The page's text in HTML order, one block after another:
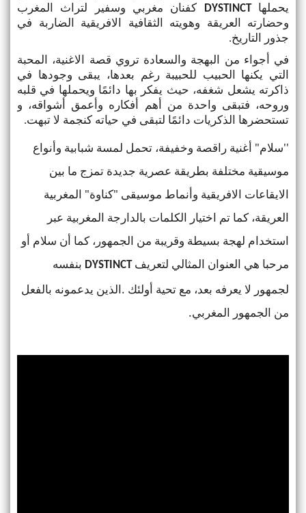
يحملهاDYSTINCT
كفنان مغربي وسفير لتراث المغرب
وحضارته العريقة وهويته الثقافية الافريقية الضاربة في
جذور التاريخ.
في أجواء من البهجة والسعادة تروي قصة الاغنية، المحبة
التي يكنها الحبيب للحبيبة رغم بعدها، يبقى وجودها في
ذاكرته يشعل شغفه، حيث يفكر بها دائمًا ويحملها في قلبه
وروحه، فتبقى واحدة من أهم أفكاره وأعمق أشواقه، و
تستحضرها الذكريات دائمًا لتبقى في حياته كنجمة لا تبهت.
''سلام" أغنية راقصة وخفيفة، تحمل لمسة شبابية وأنواع
موسيقية مختلفة بطريقة عصرية جديدة تمزج ما بين
الايقاعات الافريقية وأنماط موسيقى "كناوة" المغربية
العريقة، كما تم اختيار الكلمات بالدارجة المغربية عبر
استخدام لهجة بسيطة وقريبة من الجمهور، كما أن سلام أو
مرحبا هي العنوان المثالي لتعريفDYSTINCT بنفسه
لجمهور لا يعرفه بعد، مع تحية أولئك .الذين يدعمونه بالفعل
من الجمهور المغربي.